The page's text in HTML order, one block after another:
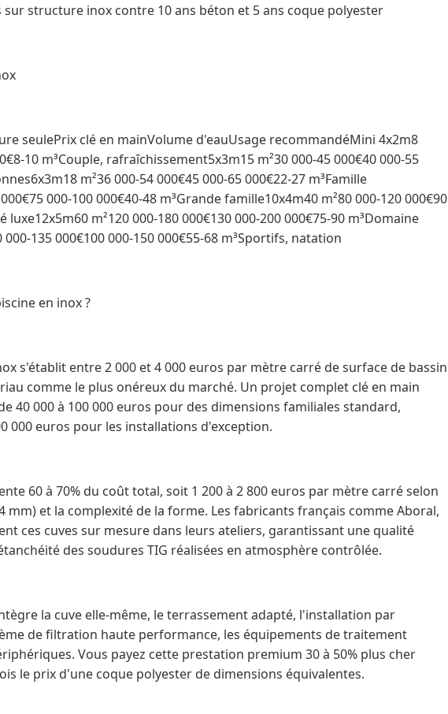
structure inox contre 10 ans béton et 5 ans coque polyester
seulePrix clé en mainVolume d'eauUsage recommandéMini 4x2m8
10 m³Couple, rafraîchissement5x3m15 m²30 000-45 000€40 000-55
m²36 000-54 000€45 000-65 000€22-27 m³Famille
000-100 000€40-48 m³Grande famille10x4m40 m²80 000-120 000€90
luxe12x5m60 m²120 000-180 000€130 000-200 000€​75-90 m³Domaine
135 000€100 000-150 000€55-68 m³Sportifs, natation
en inox ?
s'établit entre 2 000 et 4 000 euros par mètre carré de surface de bassin
comme le plus onéreux du marché. Un projet complet clé en main
40 000 à 100 000 euros pour des dimensions familiales standard,
000 euros pour les installations d'exception.
60 à 70% du coût total, soit 1 200 à 2 800 euros par mètre carré selon
mm) et la complexité de la forme. Les fabricants français comme Aboral,
ces cuves sur mesure dans leurs ateliers, garantissant une qualité
des soudures TIG réalisées en atmosphère contrôlée.
la cuve elle-même, le terrassement adapté, l'installation par
de filtration haute performance, les équipements de traitement
Vous payez cette prestation premium 30 à 50% plus cher
le prix d'une coque polyester de dimensions équivalentes.